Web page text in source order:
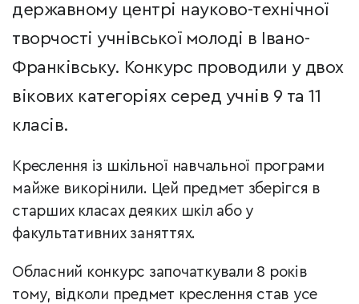
державному центрі науково-технічної
творчості учнівської молоді в Івано-
Франківську. Конкурс проводили у двох
вікових категоріях серед учнів 9 та 11
класів.
Креслення із шкільної навчальної програми
майже викорінили. Цей предмет зберігся в
старших класах деяких шкіл або у
факультативних заняттях.
Обласний конкурс започаткували 8 років
тому, відколи предмет креслення став усе